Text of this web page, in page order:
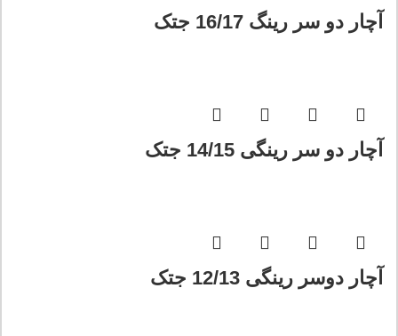
آچار دو سر رینگ 16/17 جتک
آچار دو سر رینگی 14/15 جتک
آچار دوسر رینگی 12/13 جتک